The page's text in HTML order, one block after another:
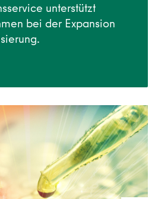
unterstützt
bei der Expansion